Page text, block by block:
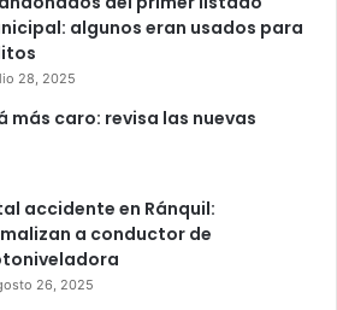
algunos eran usados para
28, 2025
más caro: revisa las nuevas
accidente en Ránquil:
a conductor de
26, 2025